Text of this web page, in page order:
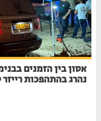
נהרג בהתהפכות רייזר